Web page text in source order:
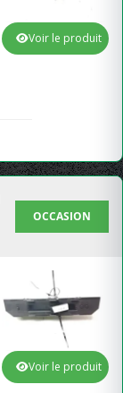
Voir le produit
OCCASION
Voir le produit